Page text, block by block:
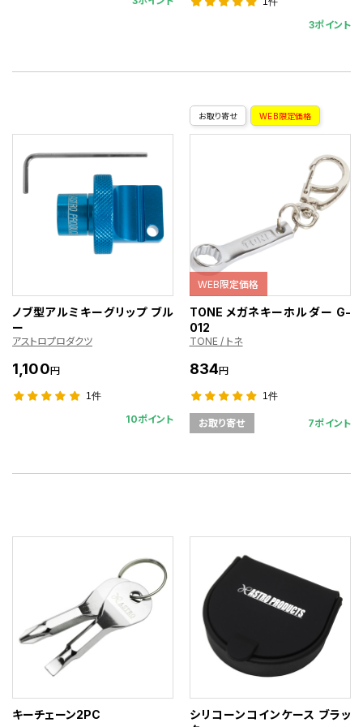
3ポイント
ノブ型アルミキーグリップ ブル
ー
アストロプロダクツ
1,100円
1件
10ポイント
お取り寄せ WEB限定価格
WEB限定価格
TONE メガネキーホルダー G-
012
TONE / トネ
834円
1件
お取り寄せ 7ポイント
キーチェーン2PC
シリコーンコインケース ブラッ